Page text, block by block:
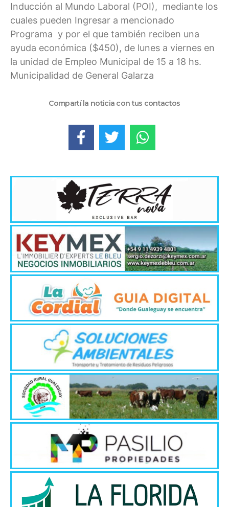
Inducción al Mundo Laboral (POI), mediante los
cuales pueden Ingresar a mencionado
Programa y por el que también reciben una
ayuda económica ($450), de lunes a viernes en
la unidad de Empleo Municipal de 15 a 18 hs.
Municipalidad de General Galarza
Compartí la noticia con tus contactos